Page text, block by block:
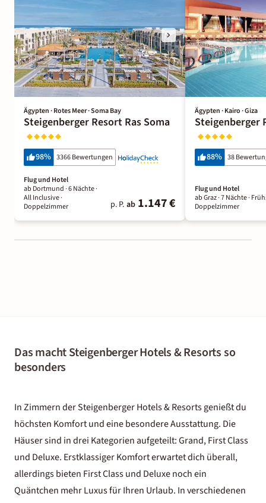
Ägypten · Rotes Meer · Soma Bay
Steigenberger Resort Ras Soma
98% 3366 Bewertungen
Flug und Hotel
ab Dortmund ·6 Nächte·
All Inclusive·
Doppelzimmer
p. P. ab 1.147 €
Ägypten · Kairo · Giza
Steigenberger
88% 38
Flug und Hotel
ab Graz ·7 Nächte·
Doppelzimmer
Das macht Steigenberger Hotels & Resorts so
besonders
In Zimmern der Steigenberger Hotels & Resorts genießt du
höchsten Komfort und eine besondere Ausstattung. Die
Häuser sind in drei Kategorien aufgeteilt: Grand, First Class
und Deluxe. Erstklassiger Komfort erwartet dich überall,
allerdings bieten First Class und Deluxe noch ein
Quäntchen mehrLuxus für Ihren Urlaub. In verschiedenen